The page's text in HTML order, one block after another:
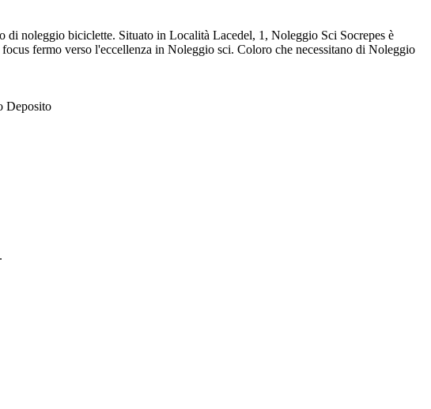
noleggio biciclette. Situato in Località Lacedel, 1, Noleggio Sci Socrepes è
fermo verso l'eccellenza in Noleggio sci. Coloro che necessitano di Noleggio
Deposito